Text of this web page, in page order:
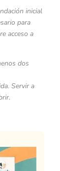
inicial
para
acceso a
dos
Servir a